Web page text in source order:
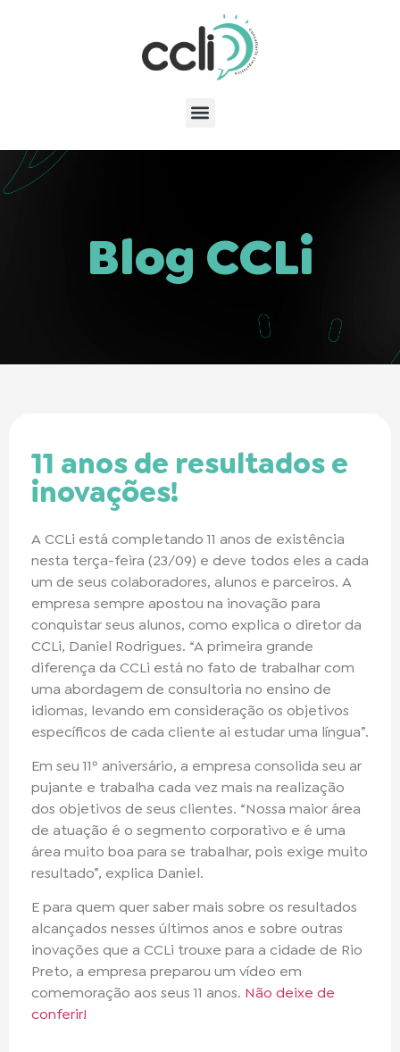
Blog CCLi
11 anos de resultados e
inovações!
A CCLi está completando 11 anos de existência
nesta terça-feira (23/09) e deve todos eles a cada
um de seus colaboradores, alunos e parceiros. A
empresa sempre apostou na inovação para
conquistar seus alunos, como explica o diretor da
CCLi, Daniel Rodrigues. “A primeira grande
diferença da CCLi está no fato de trabalhar com
uma abordagem de consultoria no ensino de
idiomas, levando em consideração os objetivos
específicos de cada cliente ai estudar uma língua”.
Em seu 11º aniversário, a empresa consolida seu ar
pujante e trabalha cada vez mais na realização
dos objetivos de seus clientes. “Nossa maior área
de atuação é o segmento corporativo e é uma
área muito boa para se trabalhar, pois exige muito
resultado”, explica Daniel.
E para quem quer saber mais sobre os resultados
alcançados nesses últimos anos e sobre outras
inovações que a CCLi trouxe para a cidade de Rio
Preto, a empresa preparou um vídeo em
comemoração aos seus 11 anos. Não deixe de
conferir!